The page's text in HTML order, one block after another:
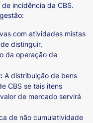
incidência da CBS.
com atividades mistas
distinguir,
da operação de
: A distribuição de bens
CBS se tais itens
de mercado servirá
de não cumulatividade